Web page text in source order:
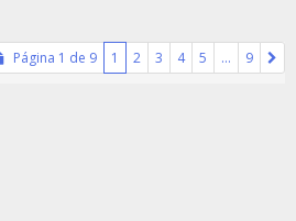
Página 1 de 9 1 2 3 4 5 … 9